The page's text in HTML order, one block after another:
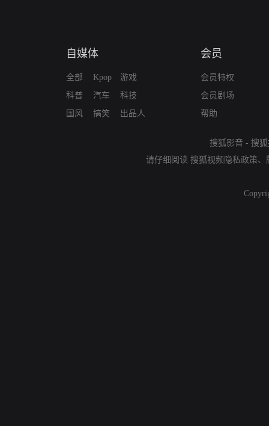
自媒体
全部
科普
国风
Kpop
汽车
搞笑
游戏
科技
出品人
会员
会员特权
会员剧场
帮助
搜狐影音 - 搜
请仔细阅读 搜狐视频隐私政策、